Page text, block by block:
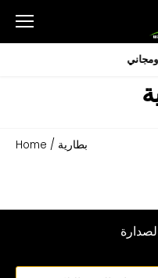
الى
المحتوى
سريع ومجاني
Home / بطارية